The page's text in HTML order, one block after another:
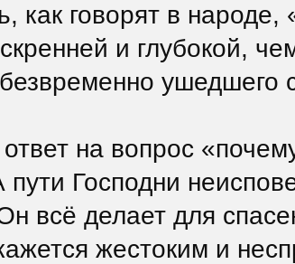
как говорят в
и глубокой,
ушедшего
на вопрос
пути Господни
всё делает для
жестоким и